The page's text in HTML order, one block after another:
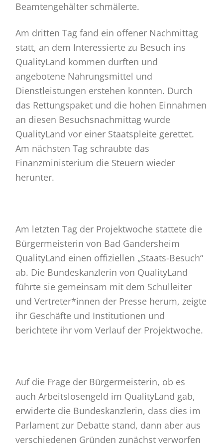
Beamtengehälter schmälerte.
Am dritten Tag fand ein offener Nachmittag
statt, an dem Interessierte zu Besuch ins
QualityLand kommen durften und
angebotene Nahrungsmittel und
Dienstleistungen erstehen konnten. Durch
das Rettungspaket und die hohen Einnahmen
an diesen Besuchsnachmittag wurde
QualityLand vor einer Staatspleite gerettet.
Am nächsten Tag schraubte das
Finanzministerium die Steuern wieder
herunter.
Am letzten Tag der Projektwoche stattete die
Bürgermeisterin von Bad Gandersheim
QualityLand einen offiziellen „Staats-Besuch“
ab. Die Bundeskanzlerin von QualityLand
führte sie gemeinsam mit dem Schulleiter
und Vertreter*innen der Presse herum, zeigte
ihr Geschäfte und Institutionen und
berichtete ihr vom Verlauf der Projektwoche.
Auf die Frage der Bürgermeisterin, ob es
auch Arbeitslosengeld im QualityLand gab,
erwiderte die Bundeskanzlerin, dass dies im
Parlament zur Debatte stand, dann aber aus
verschiedenen Gründen zunächst verworfen